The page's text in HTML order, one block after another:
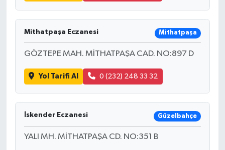
Mithatpaşa Eczanesi Mithatpaşa
GÖZTEPE MAH. MİTHATPAŞA CAD. NO:897 D
Yol Tarifi Al 0 (232) 248 33 32
İskender Eczanesi Güzelbahçe
YALI MH. MİTHATPAŞA CD. NO:351 B